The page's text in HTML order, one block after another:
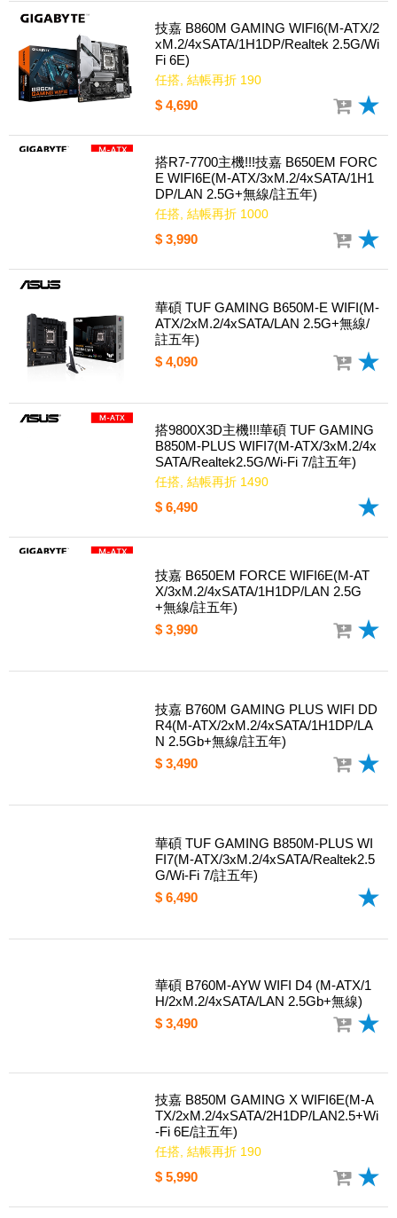
技嘉 B860M GAMING WIFI6(M-ATX/2
xM.2/4xSATA/1H1DP/Realtek 2.5G/Wi
Fi 6E)
任搭, 結帳再折 190
$ 4,690
搭R7-7700主機!!!技嘉 B650EM FORC
E WIFI6E(M-ATX/3xM.2/4xSATA/1H1
DP/LAN 2.5G+無線/註五年)
任搭, 結帳再折 1000
$ 3,990
華碩 TUF GAMING B650M-E WIFI(M-
ATX/2xM.2/4xSATA/LAN 2.5G+無線/
註五年)
$ 4,090
搭9800X3D主機!!!華碩 TUF GAMING
B850M-PLUS WIFI7(M-ATX/3xM.2/4x
SATA/Realtek2.5G/Wi-Fi 7/註五年)
任搭, 結帳再折 1490
$ 6,490
技嘉 B650EM FORCE WIFI6E(M-AT
X/3xM.2/4xSATA/1H1DP/LAN 2.5G
+無線/註五年)
$ 3,990
技嘉 B760M GAMING PLUS WIFI DD
R4(M-ATX/2xM.2/4xSATA/1H1DP/LA
N 2.5Gb+無線/註五年)
$ 3,490
華碩 TUF GAMING B850M-PLUS WI
FI7(M-ATX/3xM.2/4xSATA/Realtek2.5
G/Wi-Fi 7/註五年)
$ 6,490
華碩 B760M-AYW WIFI D4 (M-ATX/1
H/2xM.2/4xSATA/LAN 2.5Gb+無線)
$ 3,490
技嘉 B850M GAMING X WIFI6E(M-A
TX/2xM.2/4xSATA/2H1DP/LAN2.5+Wi
-Fi 6E/註五年)
任搭, 結帳再折 190
$ 5,990